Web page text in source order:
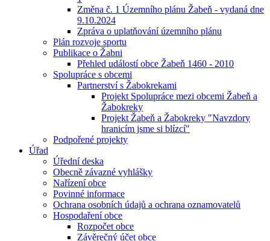
Změna č. 1 Územního plánu Žabeň - vydaná dne
9.10.2024
Zpráva o uplatňování územního plánu
Plán rozvoje sportu
Publikace o Žabni
Přehled událostí obce Žabeň 1460 - 2010
Spolupráce s obcemi
Partnerství s Žabokrekami
Projekt Spolupráce mezi obcemi Žabeň a
Žabokreky
Projekt Žabeň a Žabokreky "Navzdory
hranicím jsme si blízcí"
Podpořené projekty
Úřad
Úřední deska
Obecně závazné vyhlášky
Nařízení obce
Povinné informace
Ochrana osobních údajů a ochrana oznamovatelů
Hospodaření obce
Rozpočet obce
Závěrečný účet obce